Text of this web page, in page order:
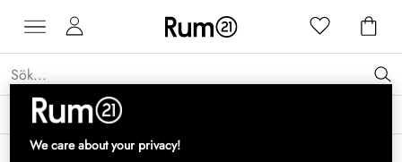
Få 15 % rabatt på Grythyttan Stålmöbler* →
We care about your privacy!